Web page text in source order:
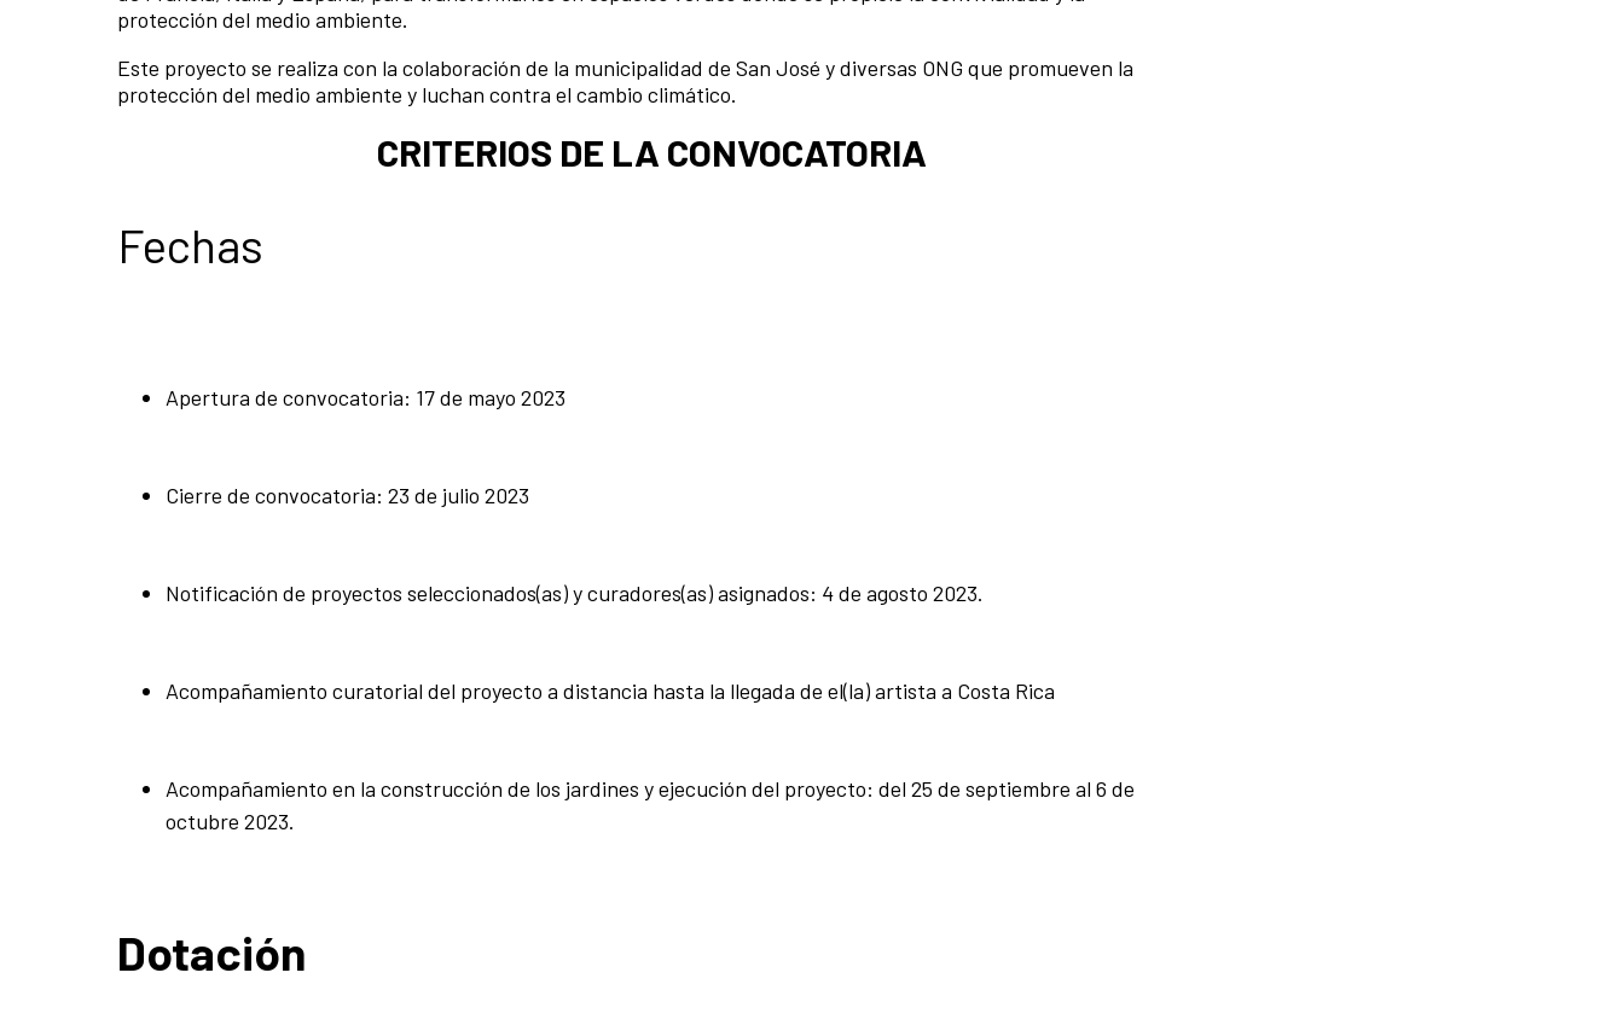
protección del medio ambiente.
Este proyecto se realiza con la colaboración de la municipalidad de San José y diversas ONG que promueven la
protección del medio ambiente y luchan contra el cambio climático.
CRITERIOS DE LA CONVOCATORIA
Fechas
Apertura de convocatoria: 17 de mayo 2023
Cierre de convocatoria: 23 de julio 2023
Notificación de proyectos seleccionados(as) y curadores(as) asignados: 4 de agosto 2023.
Acompañamiento curatorial del proyecto a distancia hasta la llegada de el(la) artista a Costa Rica
Acompañamiento en la construcción de los jardines y ejecución del proyecto: del 25 de septiembre al 6 de
octubre 2023.
Dotación